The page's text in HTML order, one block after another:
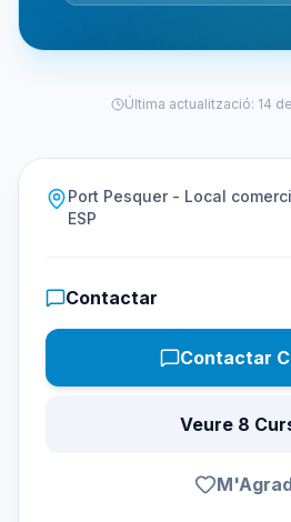
Última actualització: 14
Port Pesquer - Local
ESP
Contactar
Contactar
Veure 8